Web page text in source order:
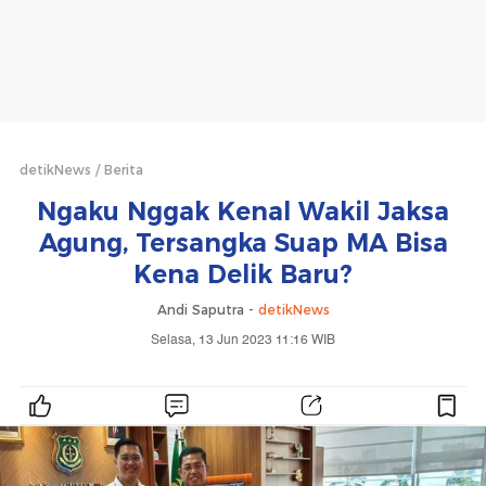
detikNews Berita
Ngaku Nggak Kenal Wakil Jaksa
Agung, Tersangka Suap MA Bisa
Kena Delik Baru?
Andi Saputra - detikNews
Selasa, 13 Jun 2023 11:16 WIB